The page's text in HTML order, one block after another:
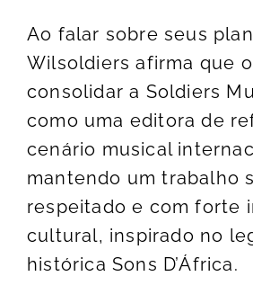
Ao falar sobre seus
Wilsoldiers afirma que
consolidar a Soldiers
como uma editora de
cenário musical
mantendo um trabalho
respeitado e com forte
cultural, inspirado no
histórica Sons D’África.